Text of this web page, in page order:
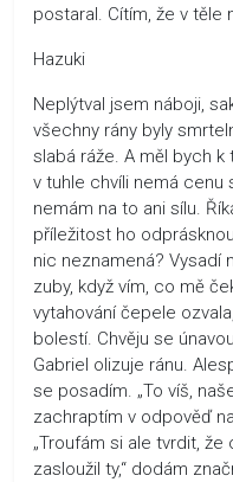
postaral. Cítím, že v těle
Hazuki
Neplýtval jsem náboji,
všechny rány byly
slabá ráže. A měl bych
v tuhle chvíli nemá cenu
nemám na to ani sílu.
příležitost ho
nic neznamená? Vysadí
zuby, když vím, co mě
vytahování čepele
bolestí. Chvěju se
Gabriel olizuje ránu.
se posadím. „To víš,
zachraptím v odpověď
„Troufám si ale tvrdit,
zasloužil ty,“ dodám